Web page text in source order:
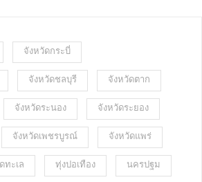
จังหวัดกระบี่
จังหวัดชลบุรี จังหวัดตาก
จังหวัดระนอง จังหวัดระยอง
จังหวัดเพชรบูรณ์ จังหวัดแพร่
ทะเล ทุ่งปอเทือง นครปฐม